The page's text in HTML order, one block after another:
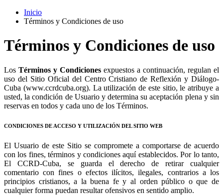
Inicio
Términos y Condiciones de uso
Términos y Condiciones de uso
Los Términos y Condiciones expuestos a continuación, regulan el
uso del Sitio Oficial del Centro Cristiano de Reflexión y Diálogo-
Cuba (www.ccrdcuba.org). La utilización de este sitio, le atribuye a
usted, la condición de Usuario y determina su aceptación plena y sin
reservas en todos y cada uno de los Términos.
CONDICIONES DE ACCESO Y UTILIZACIÓN DEL SITIO WEB
El Usuario de este Sitio se compromete a comportarse de acuerdo
con los fines, términos y condiciones aquí establecidos. Por lo tanto,
El CCRD-Cuba, se guarda el derecho de retirar cualquier
comentario con fines o efectos ilícitos, ilegales, contrarios a los
principios cristianos, a la buena fe y al orden público o que de
cualquier forma puedan resultar ofensivos en sentido amplio.